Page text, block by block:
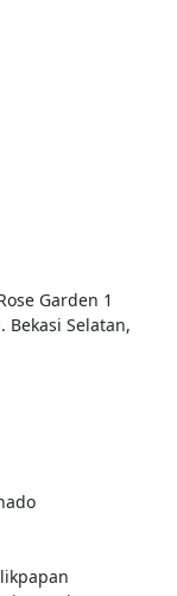
Garden 1
Bekasi Selatan,